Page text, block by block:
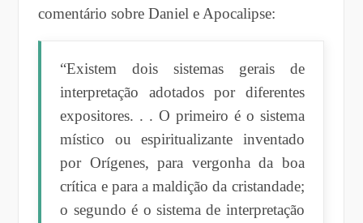
comentário sobre Daniel e Apocalipse:
“Existem dois sistemas gerais de
interpretação adotados por diferentes
expositores. . . O primeiro é o sistema
místico ou espiritualizante inventado
por Orígenes, para vergonha da boa
crítica e para a maldição da cristandade;
o segundo é o sistema de interpretação